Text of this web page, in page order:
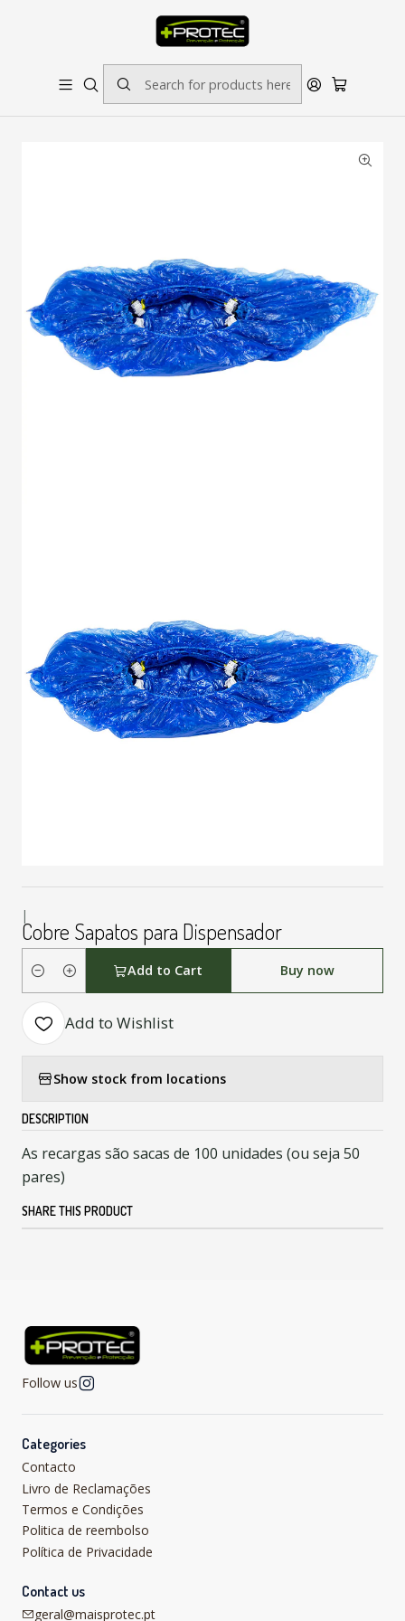
SOLICITE ORÇAMENTO PARA ESTAMPADOS/BORDADOS // SINALÉTICA:
OUTRAS DIMENSÕES SOB CONSULTA
Home Outros Produtos Cobre Sapatos para Dispensador
|
Cobre Sapatos para Dispensador
Quantity
Add to Cart Buy now
Add to Wishlist
Show stock from locations
DESCRIPTION
As recargas são sacas de 100 unidades (ou seja 50
pares)
SHARE THIS PRODUCT
Follow us
Categories
Contacto
Livro de Reclamações
Termos e Condições
Politica de reembolso
Política de Privacidade
Contact us
geral@maisprotec.pt